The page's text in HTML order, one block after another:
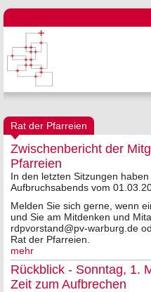
Rat der Pfarreien
Zwischenbericht der
Pfarreien
In den letzten Sitzungen
Aufbruchsabends vom
Melden Sie sich gerne, wenn
und Sie am Mitdenken und
rdpvorstand@pv-warburg.de
Rat der Pfarreien.
mehr
Rückblick - Sonntag, 1.
Zeit zum Aufbrechen